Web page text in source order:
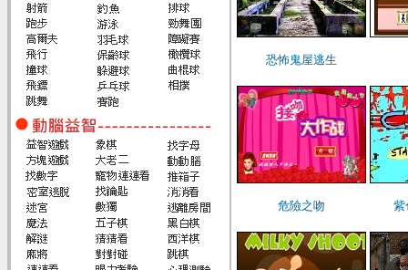
恐怖鬼屋逃生
危險之吻 紫